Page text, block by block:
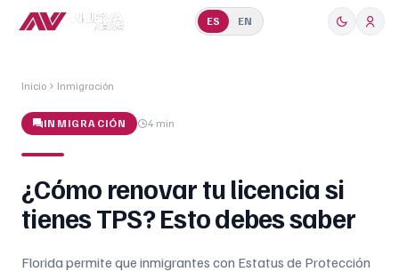
ES EN
Inicio Inmigración
INMIGRACIÓN 4 min
¿Cómo renovar tu licencia si
tienes TPS? Esto debes saber
Florida permite que inmigrantes con Estatus de Protección